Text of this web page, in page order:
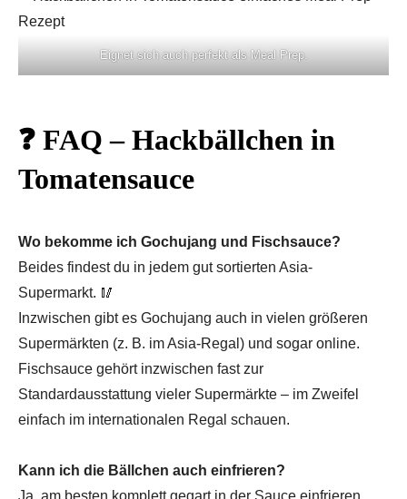
Eignet sich auch perfekt als Meal Prep.
❓ FAQ – Hackbällchen in
Tomatensauce
Wo bekomme ich Gochujang und Fischsauce?
Beides findest du in jedem gut sortierten Asia-
Supermarkt. 🥢
Inzwischen gibt es Gochujang auch in vielen größeren
Supermärkten (z. B. im Asia-Regal) und sogar online.
Fischsauce gehört inzwischen fast zur
Standardausstattung vieler Supermärkte – im Zweifel
einfach im internationalen Regal schauen.
Kann ich die Bällchen auch einfrieren?
Ja, am besten komplett gegart in der Sauce einfrieren.